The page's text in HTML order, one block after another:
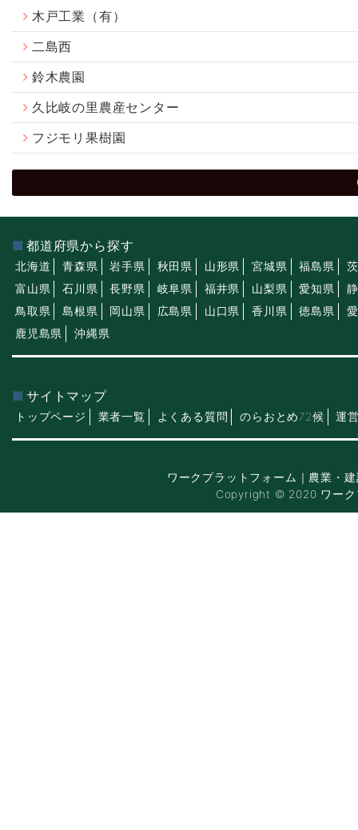
木戸工業（有）
二島西
鈴木農園
久比岐の里農産センター
フジモリ果樹園
都道府県から探す
北海道 青森県 岩手県 秋田県 山形県 宮城県 福島県
富山県
石川県 長野県 岐阜県 福井県 山梨県 愛知県
鳥取県
島根県 岡山県 広島県 山口県 香川県 徳島県
鹿児島県
沖縄県
サイトマップ
トップページ 業者一覧 よくある質問 のらおとめ72候 運
ワークプラットフォーム｜農業・
Copyright © 2020 ワーク